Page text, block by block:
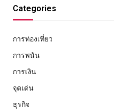
Categories
การท่องเที่ยว
การพนัน
การเงิน
จุดเด่น
ธุรกิจ